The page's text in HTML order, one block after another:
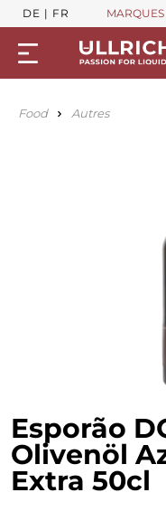
DE FR MARQUES
Food Autres
Esporão
Olivenöl
Extra 50cl